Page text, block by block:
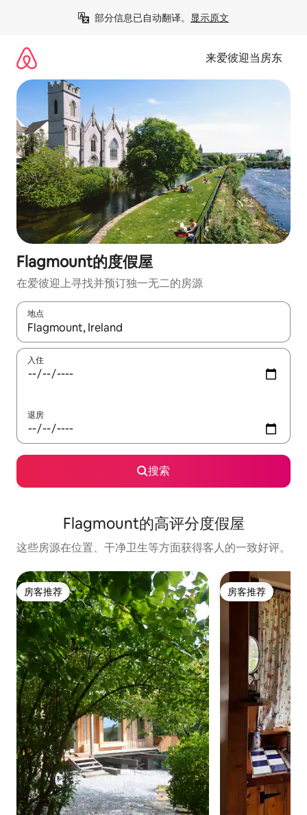
部分信息已自动翻译。 显示原文
来爱彼迎当房东
Flagmount的度假屋
在爱彼迎上寻找并预订独一无二的房源
地点
如有搜索结果，请使用上下方向键查看，或通过点击或滑动手势
入住
退房
搜索
Flagmount的高评分度假屋
这些房源在位置、干净卫生等方面获得客人的一致好评。
房客推荐
房客推荐 房客推荐
房客推荐